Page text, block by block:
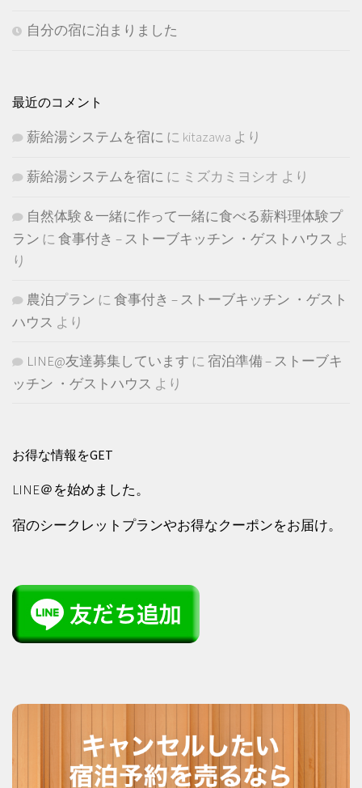
自分の宿に泊まりました
最近のコメント
薪給湯システムを宿に に kitazawa より
薪給湯システムを宿に に ミズカミヨシオ より
自然体験＆一緒に作って一緒に食べる薪料理体験プ
ラン に 食事付き – ストーブキッチン ・ゲストハウス よ
り
農泊プラン に 食事付き – ストーブキッチン ・ゲスト
ハウス より
LINE@友達募集しています に 宿泊準備 – ストーブキ
ッチン ・ゲストハウス より
お得な情報をGET
LINE＠を始めました。
宿のシークレットプランやお得なクーポンをお届け。